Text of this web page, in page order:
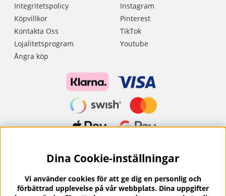
Integritetspolicy
Köpvillkor
Kontakta Oss
Lojalitetsprogram
Ångra köp
Instagram
Pinterest
TikTok
Youtube
Nyhetsbrev?
I vårt nyhetsbrev får du ta del av nyheter och
erbjudanden.
Dina Cookie-inställningar
Vi använder cookies för att ge dig en personlig och
förbättrad upplevelse på vår webbplats. Dina uppgifter